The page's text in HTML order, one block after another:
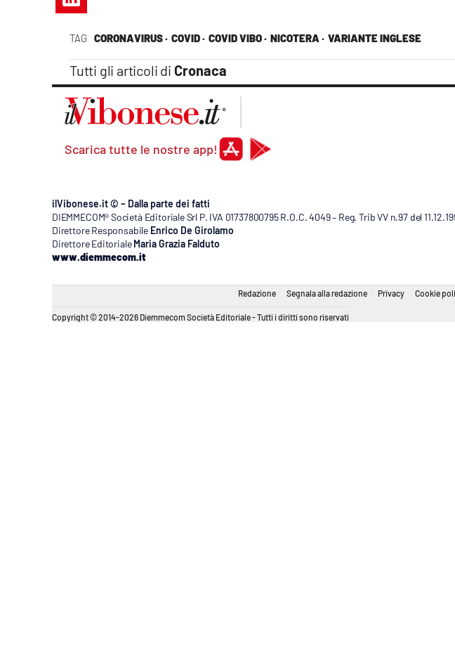
TAG CORONAVIRUS · COVID · COVID VIBO · NICOTERA · VARIANTE INGLESE
Tutti gli articoli di Cronaca
Scarica tutte le nostre app!
ilVibonese.it © – Dalla parte dei fatti
DIEMMECOM® Società Editoriale Srl P. IVA 01737800795 R.O.C. 4049 – Reg. Trib VV n.97 del
Direttore Responsabile Enrico De Girolamo
Direttore Editoriale Maria Grazia Falduto
www.diemmecom.it
Redazione Segnala alla redazione Privacy Cookie
Copyright © 2014-2026 Diemmecom Società Editoriale - Tutti i diritti sono riservati